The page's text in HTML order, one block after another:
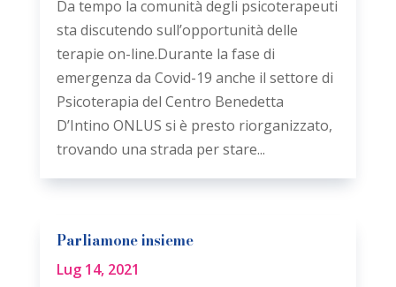
Da tempo la comunità degli psicoterapeuti
sta discutendo sull’opportunità delle
terapie on-line.Durante la fase di
emergenza da Covid-19 anche il settore di
Psicoterapia del Centro Benedetta
D’Intino ONLUS si è presto riorganizzato,
trovando una strada per stare...
Parliamone insieme
Lug 14, 2021